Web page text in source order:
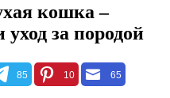
кошка –
уход за породой
85 10 65